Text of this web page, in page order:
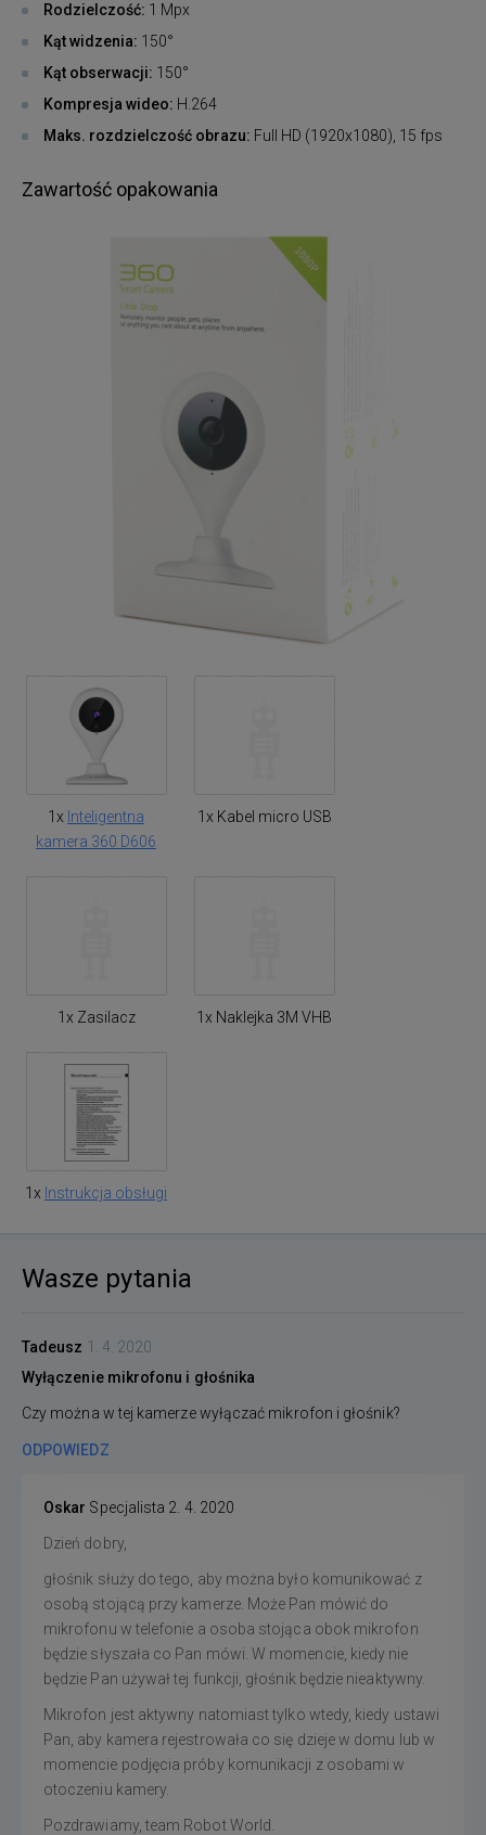
Rodzielczość: 1 Mpx
Kąt widzenia: 150°
Kąt obserwacji: 150°
Kompresja wideo: H.264
Maks. rozdzielczość obrazu: Full HD (1920x1080), 15 fps
Zawartość opakowania
1x Inteligentna
kamera 360 D606
1x Kabel micro USB
1x Zasilacz 1x Naklejka 3M VHB
1x Instrukcja obsługi
Wasze pytania
Tadeusz 1. 4. 2020
Wyłączenie mikrofonu i głośnika
Czy można w tej kamerze wyłączać mikrofon i głośnik?
ODPOWIEDZ
Oskar Specjalista 2. 4. 2020
Dzień dobry,
głośnik służy do tego, aby można było komunikować z
osobą stojącą przy kamerze. Może Pan mówić do
mikrofonu w telefonie a osoba stojąca obok mikrofon
będzie słyszała co Pan mówi. W momencie, kiedy nie
będzie Pan używał tej funkcji, głośnik będzie nieaktywny.
Mikrofon jest aktywny natomiast tylko wtedy, kiedy ustawi
Pan, aby kamera rejestrowała co się dzieje w domu lub w
momencie podjęcia próby komunikacji z osobami w
otoczeniu kamery.
Pozdrawiamy, team Robot World.